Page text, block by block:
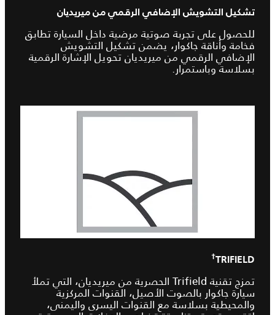
تشكيل التشويش الإضافي الرقمي من ميريديان
للحصول على تجربة صوتية مرضية داخل السيارة تطابق
فخامة وأناقة جاكوار، يضمن تشكيل التشويش
الإضافي الرقمي من ميريديان تحويل الإشارة الرقمية
بسلاسة وباستمرار.
TRIFIELD
†
تمزج تقنية Trifield الحصرية من ميريديان، التي تملأ
سيارة جاكوار بالصوت الأصيل، القنوات المركزية
والمحيطية بسلاسة مع القنوات اليسرى واليمنى،